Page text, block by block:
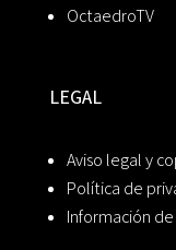
OctaedroTV
LEGAL
Aviso legal y
Política de
Información